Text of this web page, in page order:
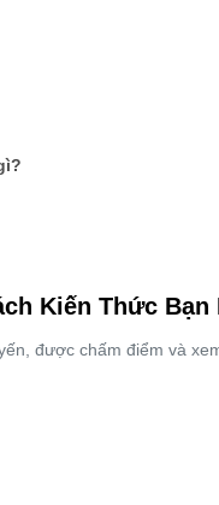
Kiến Thức Bạn
được chấm điểm và